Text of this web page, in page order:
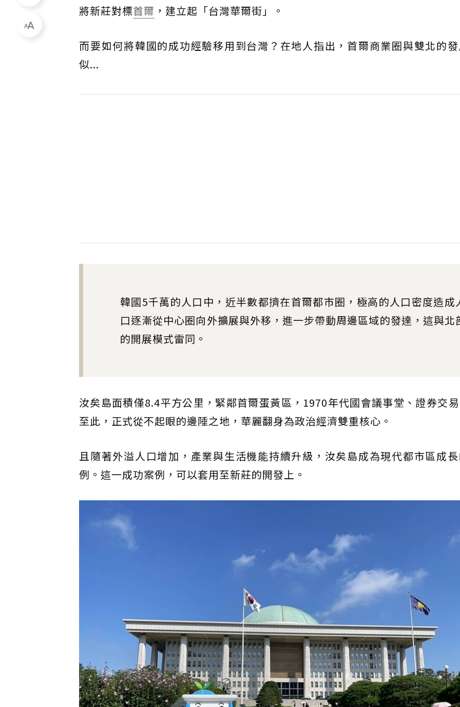
將新莊對標首爾 ，建立起「台灣華爾街」。
而要如何將韓國的成功經驗移用到台灣？在地人指出，首爾商業圈與雙北的
似...
韓國5千萬的人口中，近半數都擠在首爾都市圈，極高的人口密度造成
口逐漸從中心圈向外擴展與外移，進一步帶動周邊區域的發達，這與北
的開展模式雷同。
汝矣島面積僅8.4平方公里，緊鄰首爾蛋黃區，1970年代國會議事堂、證券交
至此，正式從不起眼的邊陲之地，華麗翻身為政治經濟雙重核心。
且隨著外溢人口增加，產業與生活機能持續升級，汝矣島成為現代都市區成
例。這一成功案例，可以套用至新莊的開發上。